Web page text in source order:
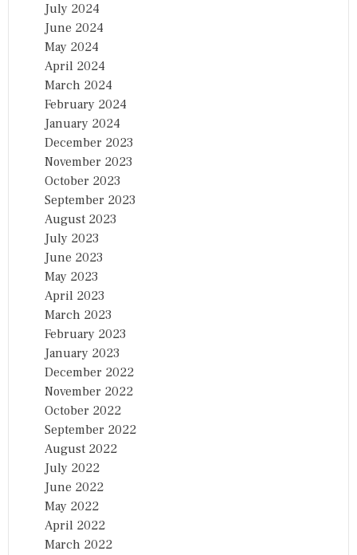
July 2024
June 2024
May 2024
April 2024
March 2024
February 2024
January 2024
December 2023
November 2023
October 2023
September 2023
August 2023
July 2023
June 2023
May 2023
April 2023
March 2023
February 2023
January 2023
December 2022
November 2022
October 2022
September 2022
August 2022
July 2022
June 2022
May 2022
April 2022
March 2022